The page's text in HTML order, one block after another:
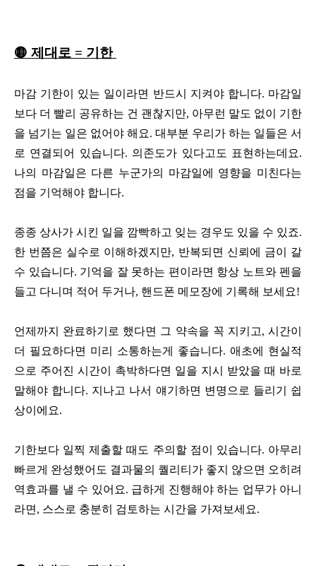
🟡 제대로 = 기한
마감 기한이 있는 일이라면 반드시 지켜야 합니다. 마감일
보다 더 빨리 공유하는 건 괜찮지만, 아무런 말도 없이 기한
을 넘기는 일은 없어야 해요. 대부분 우리가 하는 일들은 서
로 연결되어 있습니다. 의존도가 있다고도 표현하는데요.
나의 마감일은 다른 누군가의 마감일에 영향을 미친다는
점을 기억해야 합니다.
종종 상사가 시킨 일을 깜빡하고 잊는 경우도 있을 수 있죠.
한 번쯤은 실수로 이해하겠지만, 반복되면 신뢰에 금이 갈
수 있습니다. 기억을 잘 못하는 편이라면 항상 노트와 펜을
들고 다니며 적어 두거나, 핸드폰 메모장에 기록해 보세요!
언제까지 완료하기로 했다면 그 약속을 꼭 지키고, 시간이
더 필요하다면 미리 소통하는게 좋습니다. 애초에 현실적
으로 주어진 시간이 촉박하다면 일을 지시 받았을 때 바로
말해야 합니다. 지나고 나서 얘기하면 변명으로 들리기 쉽
상이에요.
기한보다 일찍 제출할 때도 주의할 점이 있습니다. 아무리
빠르게 완성했어도 결과물의 퀄리티가 좋지 않으면 오히려
역효과를 낼 수 있어요. 급하게 진행해야 하는 업무가 아니
라면, 스스로 충분히 검토하는 시간을 가져보세요.